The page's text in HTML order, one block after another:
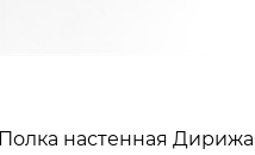
Полка настенная